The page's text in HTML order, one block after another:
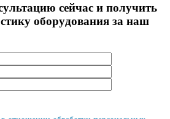
сейчас и полyчить
оборyдования за наш